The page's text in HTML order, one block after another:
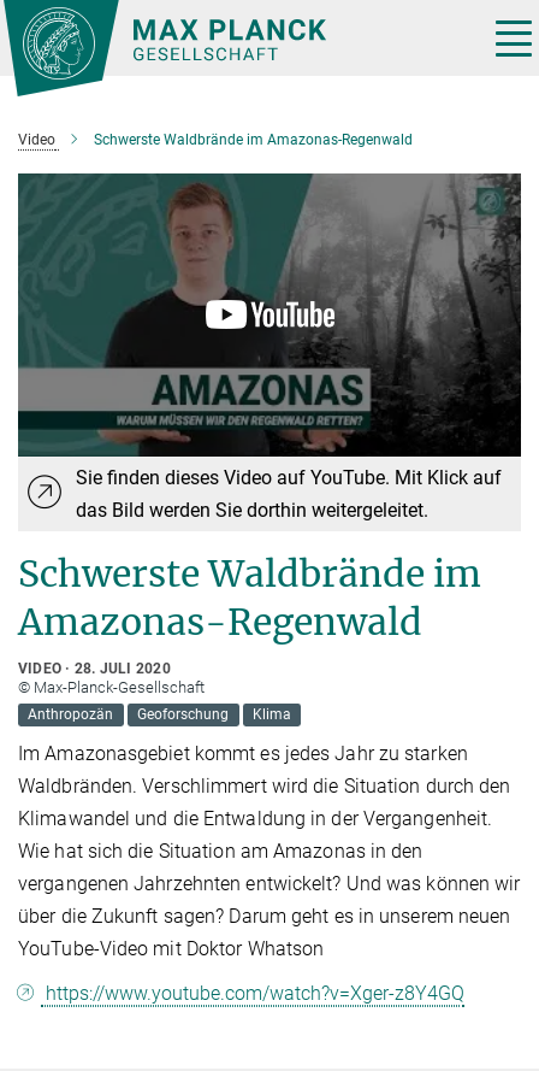
Hauptinhalt
Video Schwerste Waldbrände im Amazonas-Regenwald
Sie finden dieses Video auf YouTube. Mit Klick auf
das Bild werden Sie dorthin weitergeleitet.
Schwerste Waldbrände im
Amazonas-Regenwald
VIDEO 28. JULI 2020
© Max-Planck-Gesellschaft
Anthropozän Geoforschung Klima
Im Amazonasgebiet kommt es jedes Jahr zu starken
Waldbränden. Verschlimmert wird die Situation durch den
Klimawandel und die Entwaldung in der Vergangenheit.
Wie hat sich die Situation am Amazonas in den
vergangenen Jahrzehnten entwickelt? Und was können wir
über die Zukunft sagen? Darum geht es in unserem neuen
YouTube-Video mit Doktor Whatson
https://www.youtube.com/watch?v=Xger-z8Y4GQ